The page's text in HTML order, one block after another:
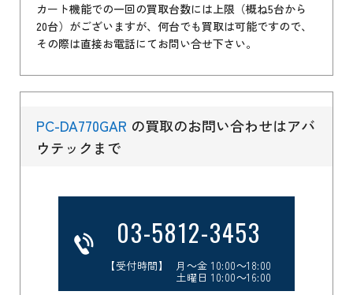
カート機能での一回の買取台数には上限（概ね5台から
20台）がございますが、何台でも買取は可能ですので、
その際は直接お電話にてお問い合せ下さい。
PC-DA770GAR の買取のお問い合わせはアバ
ウテックまで
03-5812-3453
【受付時間】 月～金 10:00～18:00
土曜日 10:00～16:00